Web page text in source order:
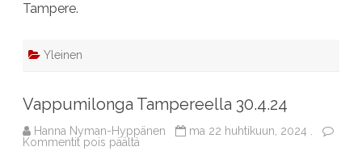
Tampere.
Yleinen
Vappumilonga Tampereella 30.4.24
Hanna Nyman-Hyppänen
ma 22 huhtikuun, 2024 .
Kommentit pois päältä